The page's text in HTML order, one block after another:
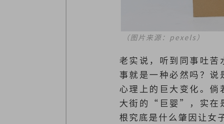
（图片来源：pexels）
老实说，听到同事吐
事就是一种必然吗？
心理上的巨大变化。
大街的“巨婴”，实在
根究底是什么肇因让女